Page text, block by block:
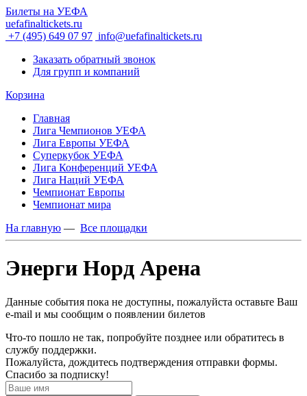
Билеты на УЕФА
uefafinaltickets.ru
+7 (495) 649 07 97 info@uefafinaltickets.ru
Заказать обратный звонок
Для групп и компаний
Корзина
Главная
Лига Чемпионов УЕФА
Лига Европы УЕФА
Суперкубок УЕФА
Лига Конференций УЕФА
Лига Наций УЕФА
Чемпионат Европы
Чемпионат мира
На главную — Все площадки
Энерги Норд Арена
Данные события пока не доступны, пожалуйста оставьте Ваш
e-mail и мы сообщим о появлении билетов
Что-то пошло не так, попробуйте позднее или обратитесь в
службу поддержки.
Пожалуйста, дождитесь подтверждения отправки формы.
Спасибо за подписку!